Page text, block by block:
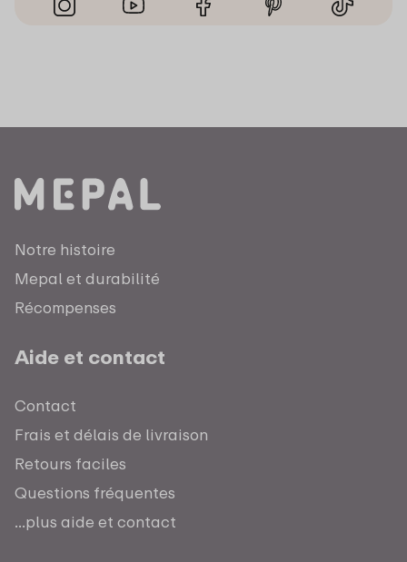
Notre histoire
Mepal et durabilité
Récompenses
Aide et contact
Contact
Frais et délais de livraison
Retours faciles
Questions fréquentes
...plus aide et contact